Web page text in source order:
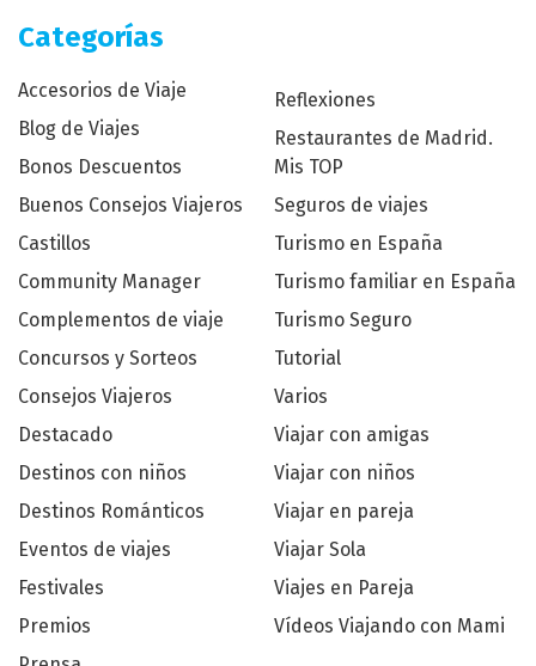
Categorías
Accesorios de Viaje
Blog de Viajes
Bonos Descuentos
Buenos Consejos Viajeros
Castillos
Community Manager
Complementos de viaje
Concursos y Sorteos
Consejos Viajeros
Destacado
Destinos con niños
Destinos Románticos
Eventos de viajes
Festivales
Premios
Reflexiones
Restaurantes de Madrid.
Mis TOP
Seguros de viajes
Turismo en España
Turismo familiar en España
Turismo Seguro
Tutorial
Varios
Viajar con amigas
Viajar con niños
Viajar en pareja
Viajar Sola
Viajes en Pareja
Vídeos Viajando con Mami